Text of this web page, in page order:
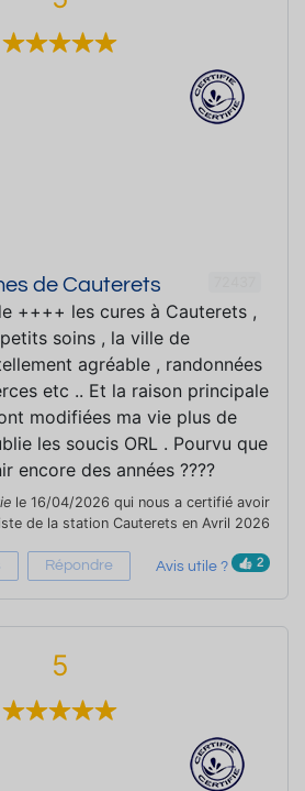
de Cauterets
++++ les cures à Cauterets ,
soins , la ville de
agréable , randonnées
etc .. Et la raison principale
modifiées ma vie plus de
les soucis ORL . Pourvu que
encore des années ????
le 16/04/2026 qui nous a certifié avoir
de la station Cauterets en Avril 2026
Répondre Avis utile ? 2
5